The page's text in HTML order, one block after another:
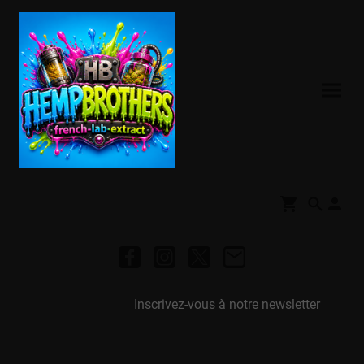
Inscrivez-vous à notre newsletter